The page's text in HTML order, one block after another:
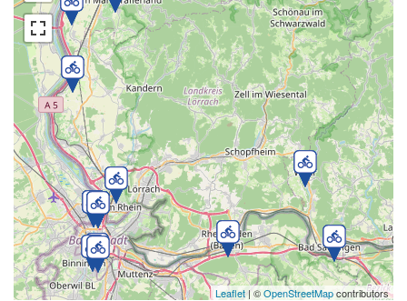
Leaflet| ©OpenStreetMapcontributors